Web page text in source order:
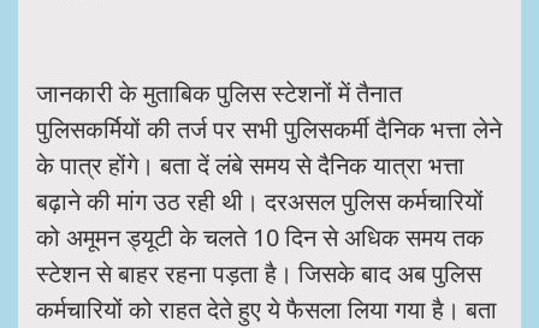
जानकारी के मुताबिक पुलिस स्टेशनों में तैनात
पुलिसकर्मियों की तर्ज पर सभी पुलिसकर्मी दैनिक भत्ता लेने
के पात्र होंगे। बता दें लंबे समय से दैनिक यात्रा भत्ता
बढ़ाने की मांग उठ रही थी। दरअसल पुलिस कर्मचारियों
को अमूमन ड्यूटी के चलते 10 दिन से अधिक समय तक
स्टेशन से बाहर रहना पड़ता है। जिसके बाद अब पुलिस
कर्मचारियों को राहत देते हुए ये फैसला लिया गया है। बता